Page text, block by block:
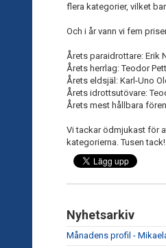
flera kategorier, vilket
Och i år vann vi fem
Årets paraidrottare: Erik
Årets herrlag: Teodor
Årets eldsjäl: Karl-Uno
Årets idrottsutövare:
Årets mest hållbara
Vi tackar ödmjukast för
kategorierna. Tusen
Nyhetsarkiv
Månadens profil -